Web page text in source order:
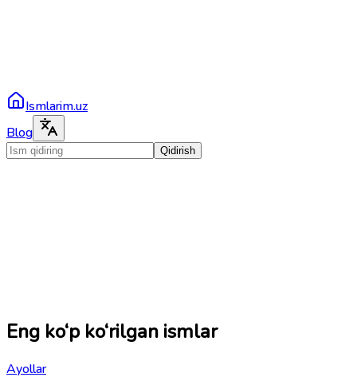
Ismlarim.uz
Blog
Qidirish
Eng ko‘p ko‘rilgan ismlar
Ayollar